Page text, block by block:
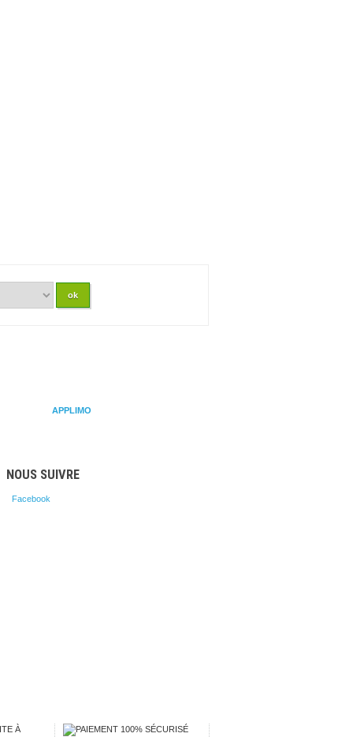
APPLIMO
NOUS SUIVRE
Facebook